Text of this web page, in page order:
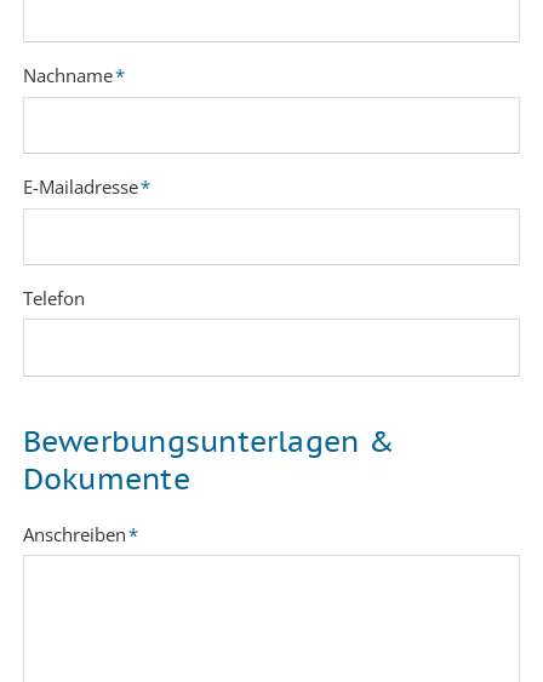
Pflichtfeld
Nachname*
Pflichtfeld
E-Mailadresse*
Telefon
Bewerbungsunterlagen &
Dokumente
Pflichtfeld
Anschreiben*